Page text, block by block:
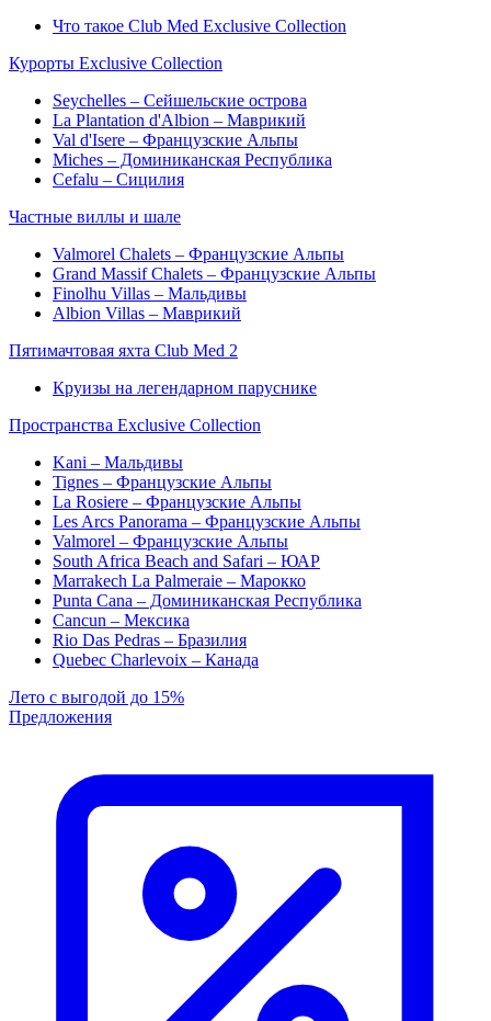
Что такое Club Med Exclusive Collection
Курорты Exclusive Collection
Seychelles – Сейшельские острова
La Plantation d'Albion – Маврикий
Val d'Isere – Французские Альпы
Miches – Доминиканская Республика
Cefalu – Сицилия
Частные виллы и шале
Valmorel Chalets – Французские Альпы
Grand Massif Chalets – Французские Альпы
Finolhu Villas – Мальдивы
Albion Villas – Маврикий
Пятимачтовая яхта Club Med 2
Круизы на легендарном паруснике
Пространства Exclusive Collection
Kani – Мальдивы
Tignes – Французские Альпы
La Rosiere – Французские Альпы
Les Arcs Panorama – Французские Альпы
Valmorel – Французские Альпы
South Africa Beach and Safari – ЮАР
Marrakech La Palmeraie – Марокко
Punta Cana – Доминиканская Республика
Cancun – Мексика
Rio Das Pedras – Бразилия
Quebec Charlevoix – Канада
Лето с выгодой до 15%
Предложения